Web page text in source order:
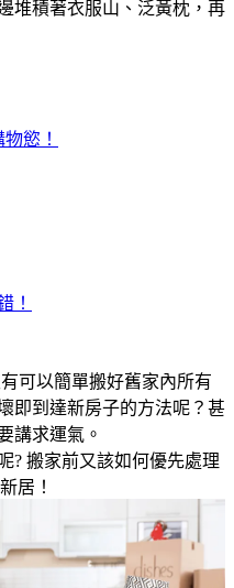
堆積著衣服山、泛黃枕，再
慾！
！
可以簡單搬好舊家內所有
即到達新房子的方法呢？甚
講求運氣。
? 搬家前又該如何優先處理
居！